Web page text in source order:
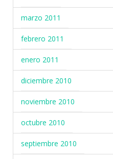
marzo 2011
febrero 2011
enero 2011
diciembre 2010
noviembre 2010
octubre 2010
septiembre 2010